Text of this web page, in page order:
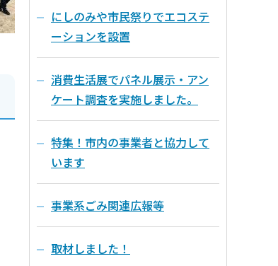
にしのみや市民祭りでエコステ
ーションを設置
消費生活展でパネル展示・アン
ケート調査を実施しました。
特集！市内の事業者と協力して
います
事業系ごみ関連広報等
取材しました！